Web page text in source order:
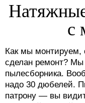
с
Как мы монтируем,
сделан ремонт? Мы
пылесборника.
надо 30 дюбелей.
патрону — вы